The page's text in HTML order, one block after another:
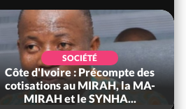
SOCIÉTÉ
Côte d'Ivoire : Précompte des
cotisations au MIRAH, la MA-
MIRAH et le SYNHA...